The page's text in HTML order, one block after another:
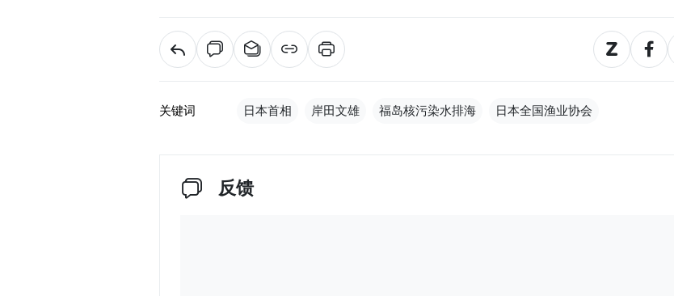
关键词 日本首相 岸田文雄 福岛核污染水排海 日本全国渔业协会
反馈